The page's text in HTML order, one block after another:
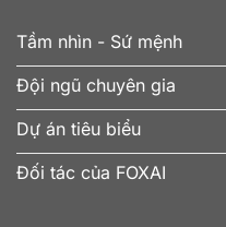
Tầm nhìn - Sứ mệnh
Đội ngũ chuyên gia
Dự án tiêu biểu
Đối tác của FOXAI